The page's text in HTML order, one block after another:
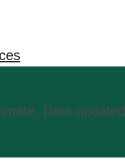
Data updated